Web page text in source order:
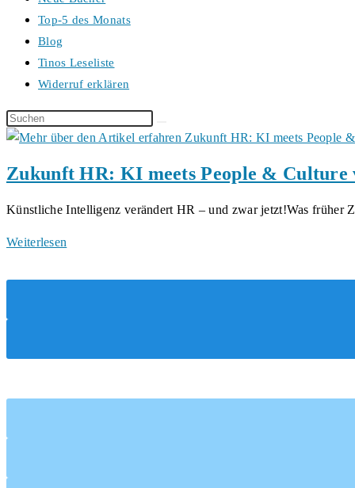
Top-5 des Monats
Blog
Tinos Leseliste
Widerruf erklären
Diese
Website
Zukunft HR: KI meets People &
Künstliche Intelligenz verändert HR – und zwar jetzt!Was früher
Weiterlesen
KI
Culture
Dirk